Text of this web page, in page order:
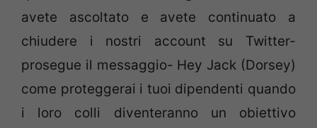
avete ascoltato e avete continuato a
chiudere i nostri account su Twitter-
prosegue il messaggio- Hey Jack (Dorsey)
come proteggerai i tuoi dipendenti quando
i loro colli diventeranno un obiettivo